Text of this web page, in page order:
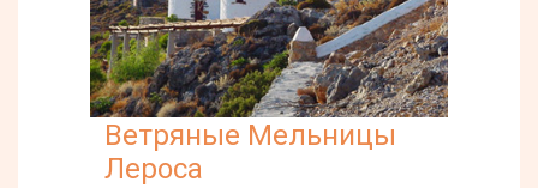
Ветряные Мельницы
Лероса